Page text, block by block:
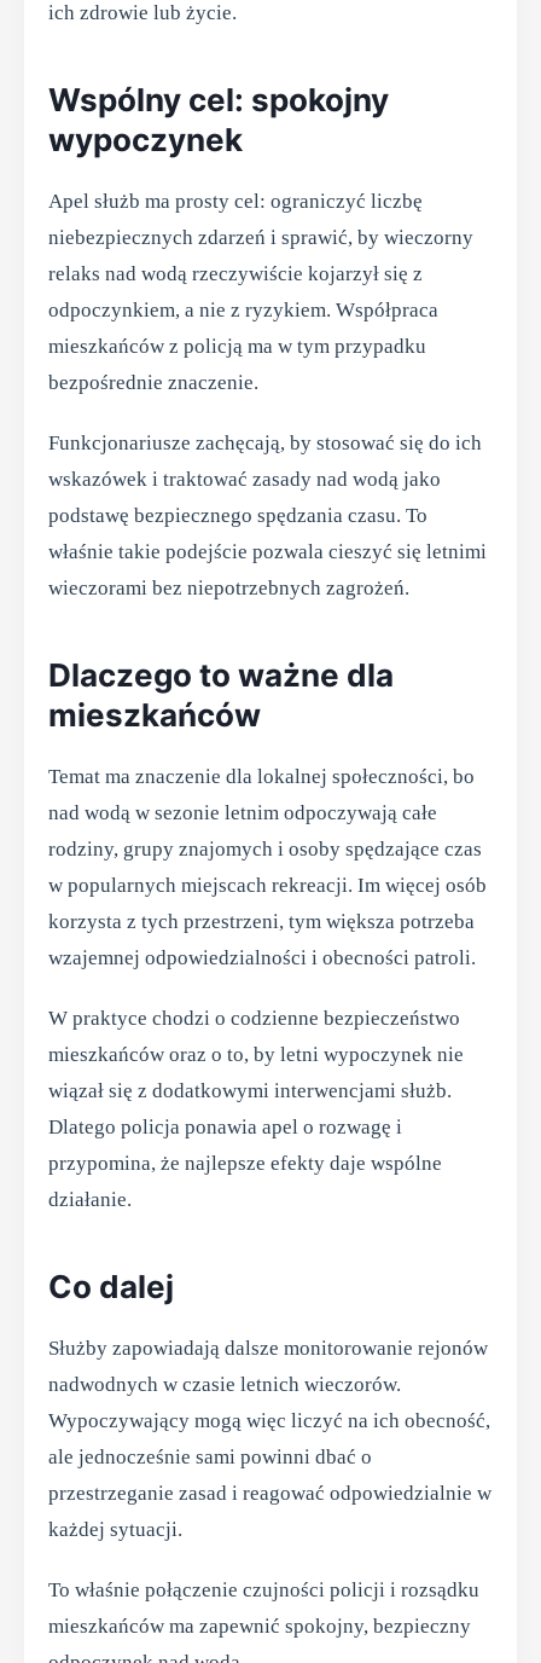
ich zdrowie lub życie.
Wspólny cel: spokojny
wypoczynek
Apel służb ma prosty cel: ograniczyć liczbę
niebezpiecznych zdarzeń i sprawić, by wieczorny
relaks nad wodą rzeczywiście kojarzył się z
odpoczynkiem, a nie z ryzykiem. Współpraca
mieszkańców z policją ma w tym przypadku
bezpośrednie znaczenie.
Funkcjonariusze zachęcają, by stosować się do ich
wskazówek i traktować zasady nad wodą jako
podstawę bezpiecznego spędzania czasu. To
właśnie takie podejście pozwala cieszyć się letnimi
wieczorami bez niepotrzebnych zagrożeń.
Dlaczego to ważne dla
mieszkańców
Temat ma znaczenie dla lokalnej społeczności, bo
nad wodą w sezonie letnim odpoczywają całe
rodziny, grupy znajomych i osoby spędzające czas
w popularnych miejscach rekreacji. Im więcej osób
korzysta z tych przestrzeni, tym większa potrzeba
wzajemnej odpowiedzialności i obecności patroli.
W praktyce chodzi o codzienne bezpieczeństwo
mieszkańców oraz o to, by letni wypoczynek nie
wiązał się z dodatkowymi interwencjami służb.
Dlatego policja ponawia apel o rozwagę i
przypomina, że najlepsze efekty daje wspólne
działanie.
Co dalej
Służby zapowiadają dalsze monitorowanie rejonów
nadwodnych w czasie letnich wieczorów.
Wypoczywający mogą więc liczyć na ich obecność,
ale jednocześnie sami powinni dbać o
przestrzeganie zasad i reagować odpowiedzialnie w
każdej sytuacji.
To właśnie połączenie czujności policji i rozsądku
mieszkańców ma zapewnić spokojny, bezpieczny